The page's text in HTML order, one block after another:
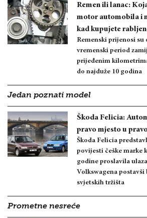
Remen ili lanac:
motor automobila i
kad kupujete
Remenski prijenosi su
vremenski period
prijeđenim
do najduže 10 godina
Jedan poznati model
Škoda Felicia:
pravo mjesto u
Škoda Felicia
povijesti češke marke
godine proslavila
Volkswagena postavši
svjetskih tržišta
Prometne nesreće